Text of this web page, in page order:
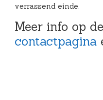
verrassend einde.
Meer info op de
contactpagina